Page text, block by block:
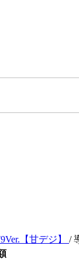
【甘デジ】 /